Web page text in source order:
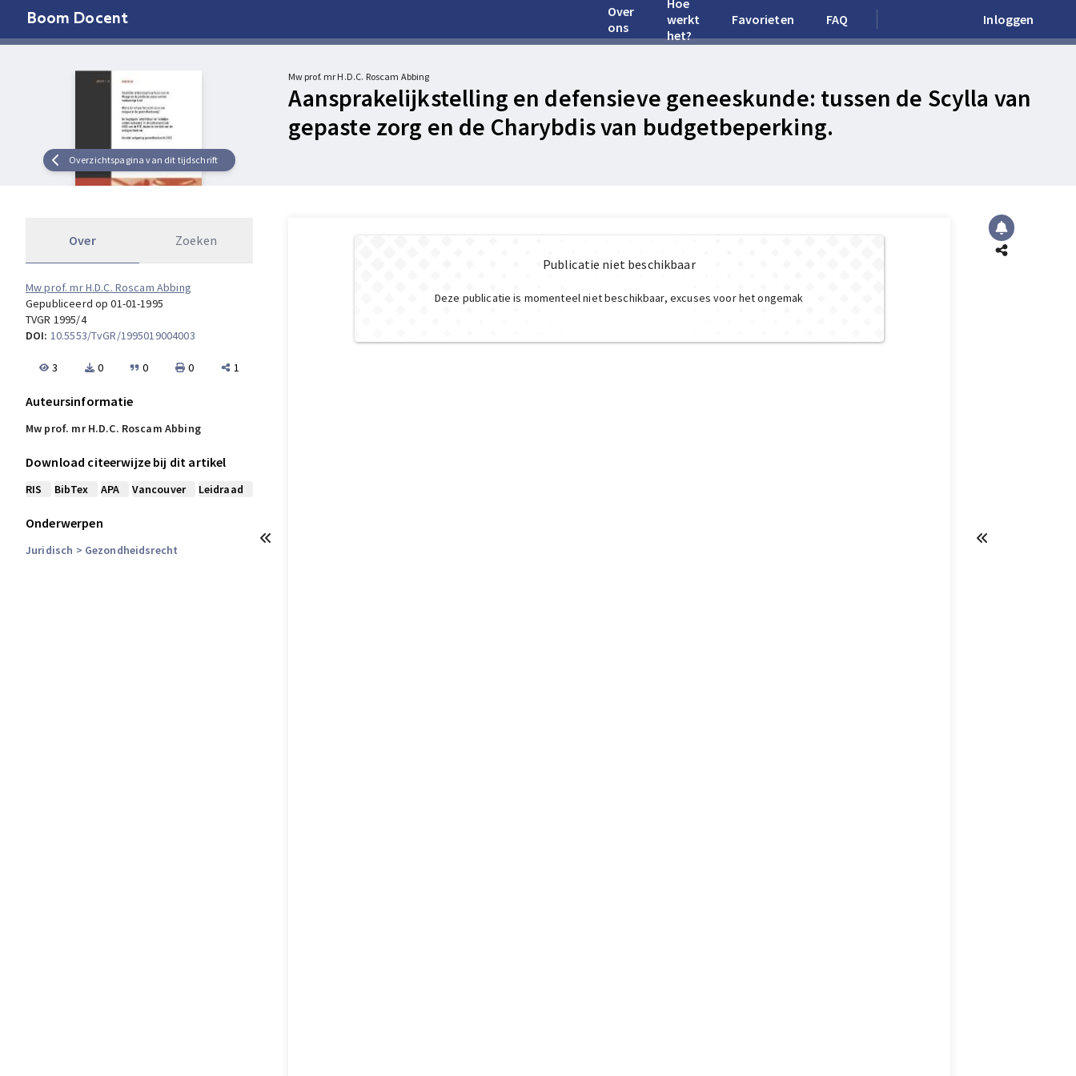
Boom Docent
Over
ons
Hoe
werkt
het?
Favorieten FAQ Inloggen
Overzichtspagina van dit tijdschrift
Mw prof. mr H.D.C. Roscam Abbing
Aansprakelijkstelling en defensieve geneeskunde: tussen de Scylla van
gepaste zorg en de Charybdis van budgetbeperking.
Over Zoeken
Mw prof. mr H.D.C. Roscam Abbing
Gepubliceerd op 01-01-1995
TVGR 1995/4
DOI: 10.5553/TvGR/1995019004003
3 0 0 0 1
Auteursinformatie
Mw prof. mr H.D.C. Roscam Abbing
Download citeerwijze bij dit artikel
RIS BibTex APA Vancouver Leidraad
Onderwerpen
Juridisch > Gezondheidsrecht
Publicatie niet beschikbaar
Deze publicatie is momenteel niet beschikbaar, excuses voor het ongemak